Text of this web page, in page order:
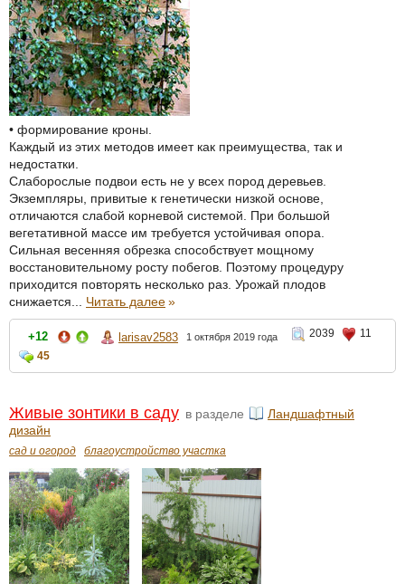
• формирование кроны.
Каждый из этих методов имеет как преимущества, так и
недостатки.
Слаборослые подвои есть не у всех пород деревьев.
Экземпляры, привитые к генетически низкой основе,
отличаются слабой корневой системой. При большой
вегетативной массе им требуется устойчивая опора.
Сильная весенняя обрезка способствует мощному
восстановительному росту побегов. Поэтому процедуру
приходится повторять несколько раз. Урожай плодов
снижается... Читать далее»
+12 larisav2583 1 октября 2019 года 2039
11
45
Живые зонтики в саду в разделе
Ландшафтный
дизайн
сад и огород благоустройство участка